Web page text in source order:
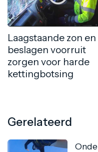
Laagstaande zon en
beslagen voorruit
zorgen voor harde
kettingbotsing
Gerelateerd